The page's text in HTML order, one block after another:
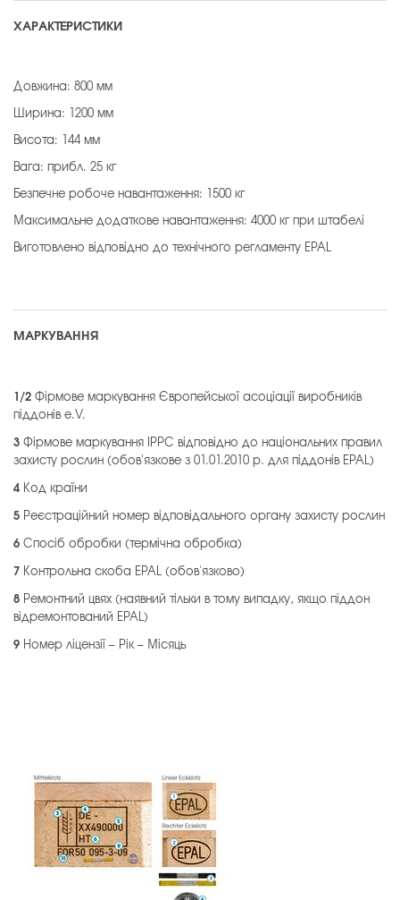
ХАРАКТЕРИСТИКИ
Довжина: 800 мм
Ширина: 1200 мм
Висота: 144 мм
Вага: прибл. 25 кг
Безпечне робоче навантаження: 1500 кг
Максимальне додаткове навантаження: 4000 кг при штабелі
Виготовлено відповідно до технічного регламенту EPAL
МАРКУВАННЯ
1/2 Фірмове маркування Європейської асоціації виробників
піддонів e.V.
3 Фірмове маркування IPPC відповідно до національних правил
захисту рослин (обов'язкове з 01.01.2010 р. для піддонів EPAL)
4 Код країни
5 Реєстраційний номер відповідального органу захисту рослин
6 Спосіб обробки (термічна обробка)
7 Контрольна скоба EPAL (обов'язково)
8 Ремонтний цвях (наявний тільки в тому випадку, якщо піддон
відремонтований EPAL)
9 Номер ліцензії – Рік – Місяць